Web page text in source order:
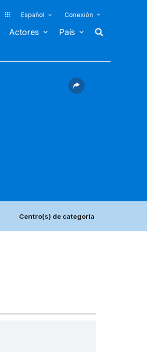
Español Conexión
Actores País
Centro(s) de categoría 2